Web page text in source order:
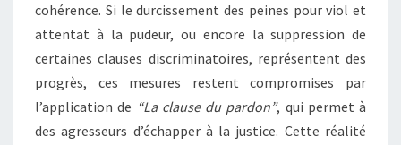
cohérence. Si le durcissement des peines pour viol et
attentat à la pudeur, ou encore la suppression de
certaines clauses discriminatoires, représentent des
progrès, ces mesures restent compromises par
l’application de “La clause du pardon”, qui permet à
des agresseurs d’échapper à la justice. Cette réalité